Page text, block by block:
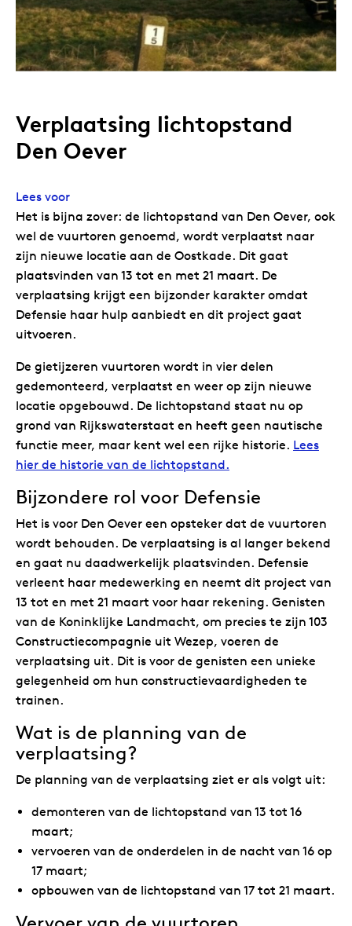
Verplaatsing lichtopstand
Den Oever
Lees voor
Het is bijna zover: de lichtopstand van Den Oever, ook
wel de vuurtoren genoemd, wordt verplaatst naar
zijn nieuwe locatie aan de Oostkade. Dit gaat
plaatsvinden van 13 tot en met 21 maart. De
verplaatsing krijgt een bijzonder karakter omdat
Defensie haar hulp aanbiedt en dit project gaat
uitvoeren.
De gietijzeren vuurtoren wordt in vier delen
gedemonteerd, verplaatst en weer op zijn nieuwe
locatie opgebouwd. De lichtopstand staat nu op
grond van Rijkswaterstaat en heeft geen nautische
functie meer, maar kent wel een rijke historie. Lees
hier de historie van de lichtopstand.
Bijzondere rol voor Defensie
Het is voor Den Oever een opsteker dat de vuurtoren
wordt behouden. De verplaatsing is al langer bekend
en gaat nu daadwerkelijk plaatsvinden. Defensie
verleent haar medewerking en neemt dit project van
13 tot en met 21 maart voor haar rekening. Genisten
van de Koninklijke Landmacht, om precies te zijn 103
Constructiecompagnie uit Wezep, voeren de
verplaatsing uit. Dit is voor de genisten een unieke
gelegenheid om hun constructievaardigheden te
trainen.
Wat is de planning van de
verplaatsing?
De planning van de verplaatsing ziet er als volgt uit:
demonteren van de lichtopstand van 13 tot 16
maart;
vervoeren van de onderdelen in de nacht van 16 op
17 maart;
opbouwen van de lichtopstand van 17 tot 21 maart.